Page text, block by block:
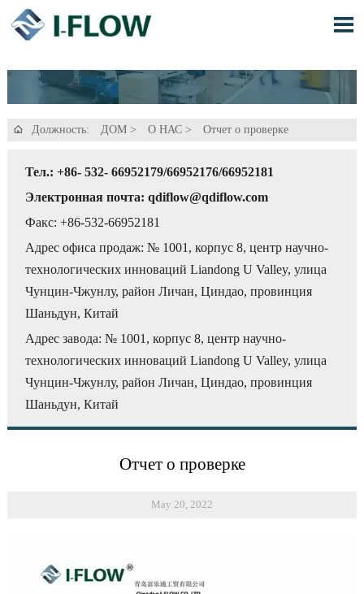

 Должность: ДОМ> О НАС> Отчет о проверке
Тел.: +86- 532- 66952179/66952176/66952181
Электронная почта: qdiflow@qdiflow.com
Факс: +86-532-66952181
Адрес офиса продаж: № 1001, корпус 8, центр научно-
технологических инноваций Liandong U Valley, улица
Чунцин-Чжунлу, район Личан, Циндао, провинция
Шаньдун, Китай
Адрес завода: № 1001, корпус 8, центр научно-
технологических инноваций Liandong U Valley, улица
Чунцин-Чжунлу, район Личан, Циндао, провинция
Шаньдун, Китай
Отчет о проверке
May 20, 2022